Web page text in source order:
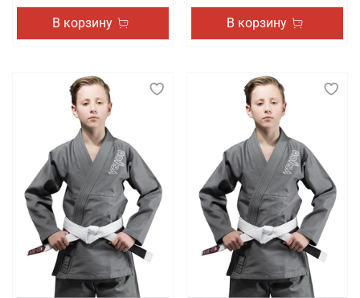
В корзину В корзину